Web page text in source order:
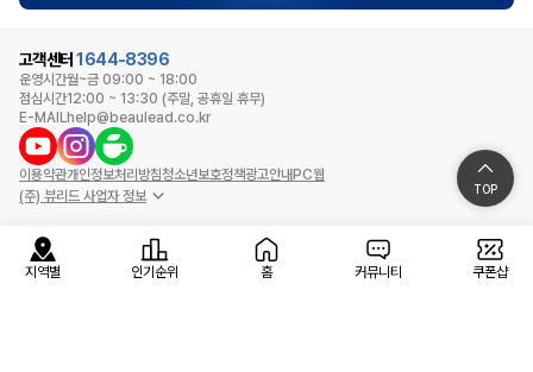
고객센터 1644-8396
운영시간월~금 09:00 ~ 18:00
점심시간12:00 ~ 13:30 (주말, 공휴일 휴무)
E-MAILhelp@beaulead.co.kr
이용약관개인정보처리방침청소년보호정책광고안내PC웹
(주) 뷰리드 사업자 정보
지역별 인기순위 홈 커뮤니티 쿠폰샵
TOP